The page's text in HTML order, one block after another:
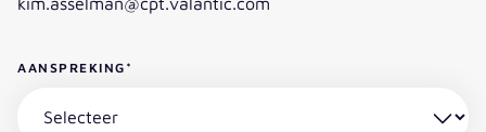
AANSPREKING *